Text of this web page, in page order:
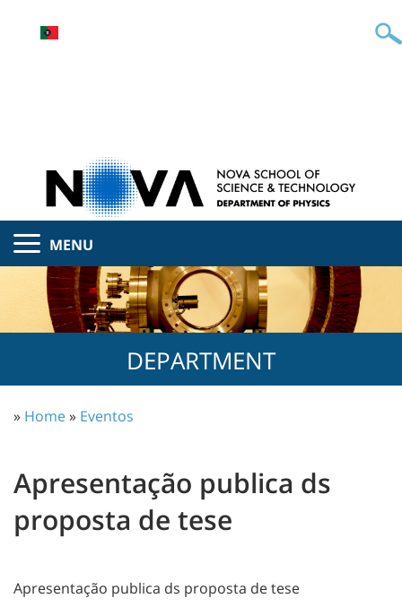
MENU
DEPARTMENT
» Home» Eventos
Apresentação publica ds
proposta de tese
Apresentação publica ds proposta de tese